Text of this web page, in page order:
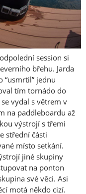
session si
břehu. Jarda
“usmrtil” jednu
tím tornádo do
vydal s větrem v
na paddleboardu až
výstrojí s třemi
střední části
místo setkání.
jiné skupiny
na ponton
své věci. Asi
motá někdo cizí.